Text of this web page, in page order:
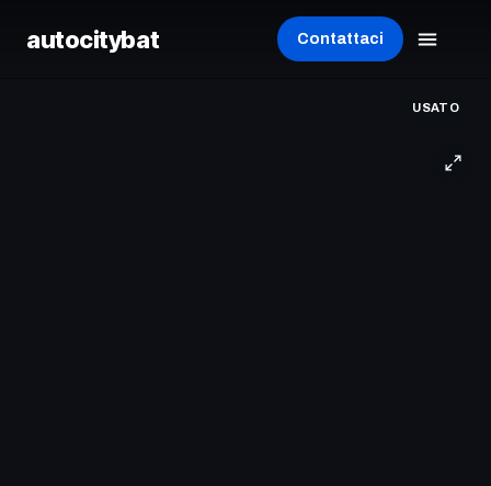
autocitybat Contattaci
USATO